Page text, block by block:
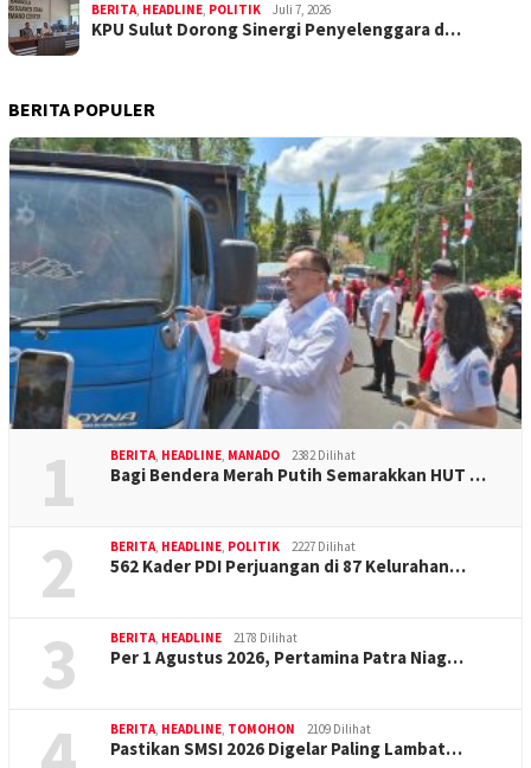
BERITA, HEADLINE, POLITIK Juli 7, 2026
KPU Sulut Dorong Sinergi Penyelenggara d…
BERITA POPULER
1 BERITA, HEADLINE, MANADO 2382 Dilihat
Bagi Bendera Merah Putih Semarakkan HUT …
2 BERITA, HEADLINE, POLITIK 2227 Dilihat
562 Kader PDI Perjuangan di 87 Kelurahan…
3 BERITA, HEADLINE 2178 Dilihat
Per 1 Agustus 2026, Pertamina Patra Niag…
BERITA, HEADLINE, TOMOHON 2109 Dilihat
Pastikan SMSI 2026 Digelar Paling Lambat…